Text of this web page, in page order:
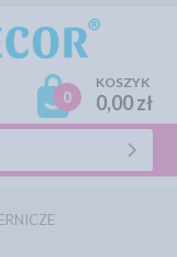
0
KOSZYK
0,00 zł